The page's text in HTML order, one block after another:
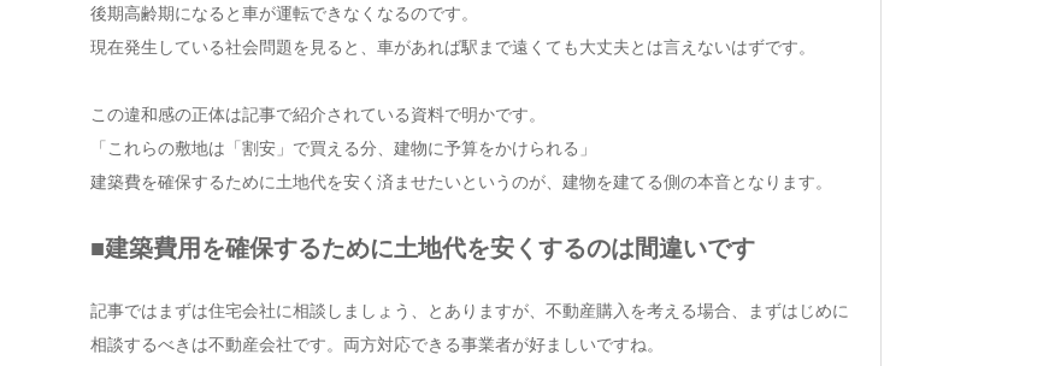
後期高齢期になると車が運転できなくなるのです。
現在発生している社会問題を見ると、車があれば駅まで遠くても大丈夫とは言えないはずです。
この違和感の正体は記事で紹介されている資料で明かです。
「これらの敷地は「割安」で買える分、建物に予算をかけられる」
建築費を確保するために土地代を安く済ませたいというのが、建物を建てる側の本音となります。
■建築費用を確保するために土地代を安くするのは間違いです
記事ではまずは住宅会社に相談しましょう、とありますが、不動産購入を考える場合、まずはじめに
相談するべきは不動産会社です。両方対応できる事業者が好ましいですね。